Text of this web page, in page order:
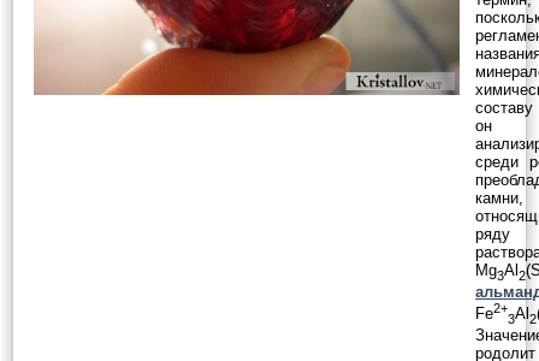
он
среди
камни,
ряду
Mg3Al 2
Fe2+
3Al 2
родолит